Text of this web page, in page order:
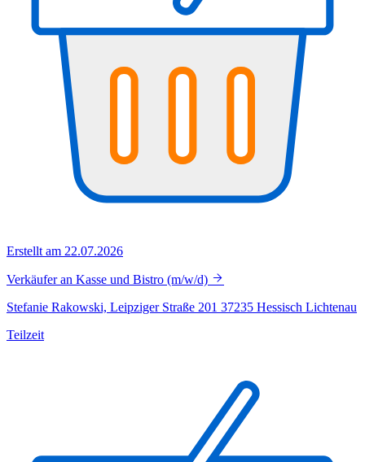
Erstellt am 22.07.2026
Verkäufer an Kasse und Bistro (m/w/d)
Stefanie Rakowski, Leipziger Straße 201 37235 Hessisch Lichtenau
Teilzeit